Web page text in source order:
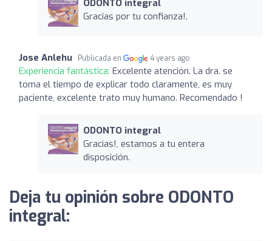
ODONTO integral
Gracias por tu confianza!.
Jose Anlehu Publicada en 4 years ago
Experiencia fantástica: Excelente atención. La dra. se
toma el tiempo de explicar todo claramente, es muy
paciente, excelente trato muy humano. Recomendado !
ODONTO integral
Gracias!, estamos a tu entera
disposición.
Deja tu opinión sobre ODONTO
integral: